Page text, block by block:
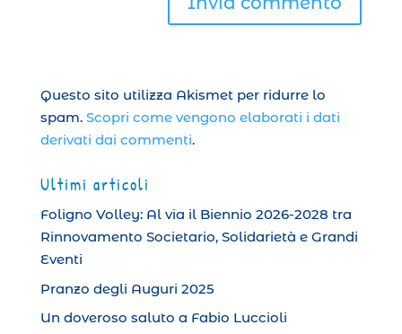
Questo sito utilizza Akismet per ridurre lo
spam. Scopri come vengono elaborati i dati
derivati dai commenti.
Ultimi articoli
Foligno Volley: Al via il Biennio 2026-2028 tra
Rinnovamento Societario, Solidarietà e Grandi
Eventi
Pranzo degli Auguri 2025
Un doveroso saluto a Fabio Luccioli